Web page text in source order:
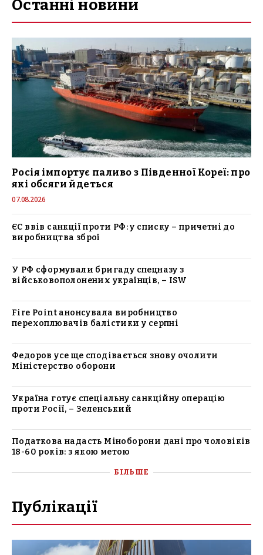
Останні новини
Росія імпортує паливо з Південної Кореї: про
які обсяги йдеться
07.08.2026
ЄС ввів санкції проти РФ: у списку – причетні до
виробництва зброї
У РФ сформували бригаду спецназу з
військовополонених українців, – ISW
Fire Point анонсувала виробництво
перехоплювачів балістики у серпні
Федоров усе ще сподівається знову очолити
Міністерство оборони
Україна готує спеціальну санкційну операцію
проти Росії, – Зеленський
Податкова надасть Міноборони дані про чоловіків
18-60 років: з якою метою
БІЛЬШЕ
Публікації